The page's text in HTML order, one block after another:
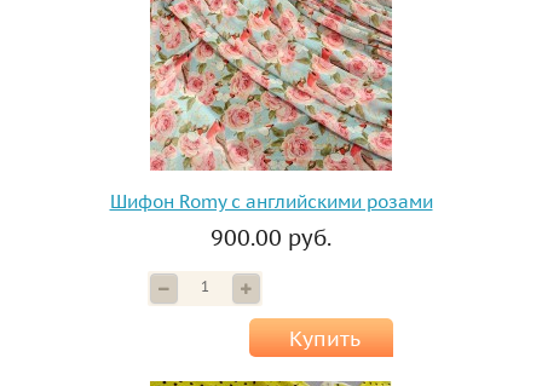
Шифон Romy с английскими розами
900.00 руб.
Купить